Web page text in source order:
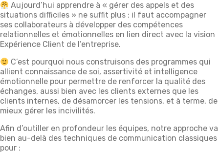
Aujourd’hui apprendre à « gérer des appels et des
situations difficiles » ne suffit plus : il faut accompagner
ses collaborateurs à développer des compétences
relationnelles et émotionnelles en lien direct avec la vision
Expérience Client de l’entreprise.
C’est pourquoi nous construisons des programmes qui
allient connaissance de soi, assertivité et intelligence
émotionnelle pour permettre de renforcer la qualité des
échanges, aussi bien avec les clients externes que les
clients internes, de désamorcer les tensions, et à terme, de
mieux gérer les incivilités.
Afin d’outiller en profondeur les équipes, notre approche va
bien au-delà des techniques de communication classiques
pour :